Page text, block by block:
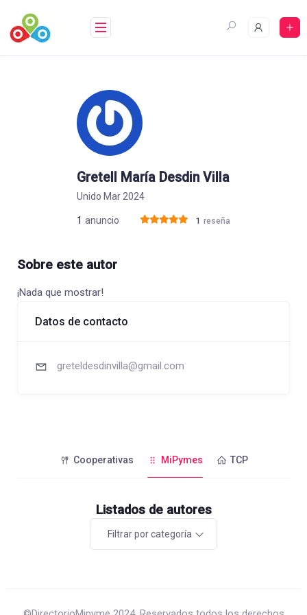
contenido
Gretell María Desdin Villa
Unido Mar 2024
1 anuncio 1 reseña
Sobre este autor
¡Nada que mostrar!
Datos de contacto
greteldesdinvilla@gmail.com
Cooperativas MiPymes TCP
Listados de autores
Filtrar por categoría